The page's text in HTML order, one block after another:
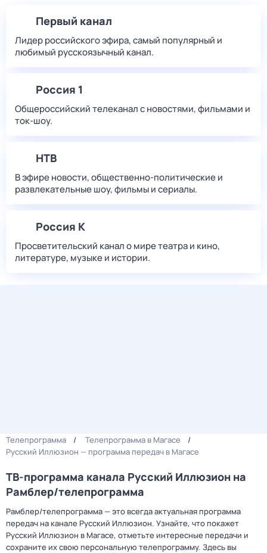
Первый канал
Лидер российского эфира, самый популярный и
любимый русскоязычный канал.
Россия 1
Общероссийский телеканал с новостями, фильмами и
ток-шоу.
НТВ
В эфире новости, общественно-политические и
развлекательные шоу, фильмы и сериалы.
Россия К
Просветительский канал о мире театра и кино,
литературе, музыке и истории.
Телепрограмма
Телепрограмма в Магасе
Русский Иллюзион — программа передач в Магасе
ТВ-программа канала Русский Иллюзион на
Рамблер/телепрограмма
Рамблер/телепрограмма — это всегда актуальная программа
передач на канале Русский Иллюзион. Узнайте, что покажет
Русский Иллюзион в Магасе, отметьте интересные передачи и
сохраните их свою персональную телепрограмму. Здесь вы